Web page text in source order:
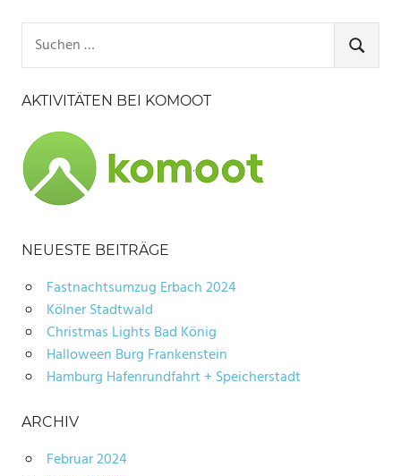
Beiträge
nach:
SUCHEN
AKTIVITÄTEN BEI KOMOOT
NEUESTE BEITRÄGE
Fastnachtsumzug Erbach 2024
Kölner Stadtwald
Christmas Lights Bad König
Halloween Burg Frankenstein
Hamburg Hafenrundfahrt + Speicherstadt
ARCHIV
Februar 2024